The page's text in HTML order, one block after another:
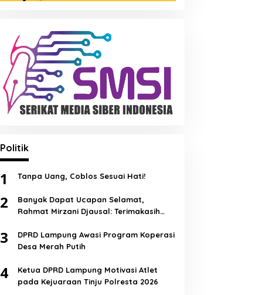
Politik
1 Tanpa Uang, Coblos Sesuai Hati!
2
Banyak Dapat Ucapan Selamat,
Rahmat Mirzani Djausal: Terimakasih
3
DPRD Lampung Awasi Program Koperasi
Desa Merah Putih
4
Ketua DPRD Lampung Motivasi Atlet
pada Kejuaraan Tinju Polresta 2026